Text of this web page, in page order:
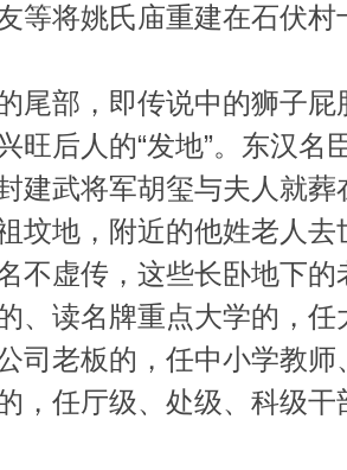
等将姚氏庙重建在石伏
尾部，即传说中的狮子
旺后人的“发地”。东汉名
建武将军胡玺与夫人就
坟地，附近的他姓老人
不虚传，这些长卧地下
、读名牌重点大学的，
司老板的，任中小学教
，任厅级、处级、科级